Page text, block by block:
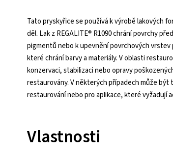
Tato pryskyřice se používá k výrobě lakových
děl. Lak z REGALITE® R1090 chrání povrchy
pigmentů nebo k upevnění povrchových
které chrání barvy a materiály. V oblasti
konzervaci, stabilizaci nebo opravy
restaurovány. V některých případech může
restaurování nebo pro aplikace, které vyžadují
Vlastnosti